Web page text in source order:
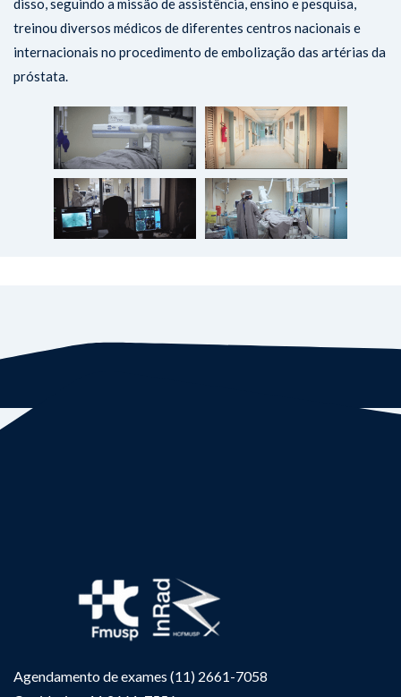
disso, seguindo a missão de assistência, ensino e pesquisa,
treinou diversos médicos de diferentes centros nacionais e
internacionais no procedimento de embolização das artérias da
próstata.
Agendamento de exames (11) 2661-7058